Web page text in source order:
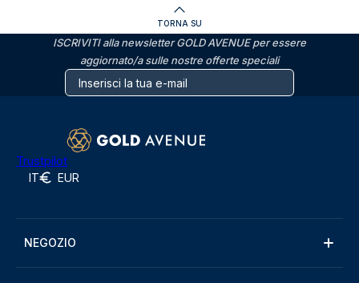
TORNA SU
ISCRIVITI alla newsletter GOLD AVENUE per essere
aggiornato/a sulle nostre offerte speciali
Trustpilot
IT EUR
NEGOZIO